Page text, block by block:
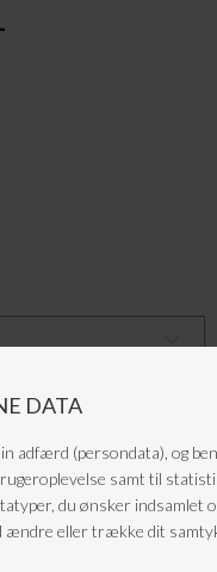
sidelommer og smuk
delikate foring giver et